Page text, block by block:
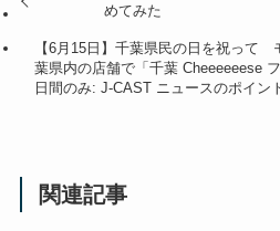
めてみた
【6月15日】千葉県民の日を祝って
葉県内の店舗で「千葉 Cheeeeeese
日間のみ: J-CAST ニュースのポイン
関連記事